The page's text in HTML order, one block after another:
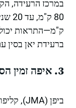
ברעידת יאן בסין עם 29 שניות באזורים
3. איפה זמין הסיוע של אזהרות מוקדמות?